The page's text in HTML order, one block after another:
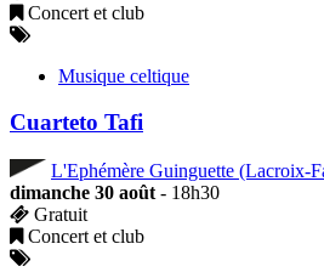
Concert et club
Musique celtique
Cuarteto Tafi
L'Ephémère Guinguette (Lacroix-
dimanche 30 août - 18h30
Gratuit
Concert et club